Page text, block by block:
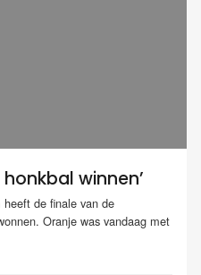
winnen’
de finale van de
Oranje was vandaag met